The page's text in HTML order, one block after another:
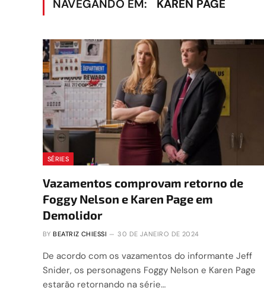
NAVEGANDO EM: KAREN PAGE
SÉRIES
Vazamentos comprovam retorno de
Foggy Nelson e Karen Page em
Demolidor
BY BEATRIZ CHIESSI 30 DE JANEIRO DE 2024
De acordo com os vazamentos do informante Jeff
Snider, os personagens Foggy Nelson e Karen Page
estarão retornando na série…